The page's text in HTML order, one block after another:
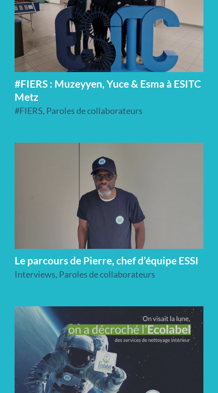
#FIERS : Muzeyyen, Yuce & Esma à ESITC
Metz
#FIERS, Paroles de collaborateurs
Le parcours de Pierre, chef d’équipe ESSI
Interviews, Paroles de collaborateurs